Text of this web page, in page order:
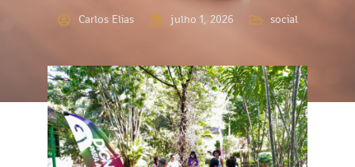
Carlos Elias julho 1, 2026 social